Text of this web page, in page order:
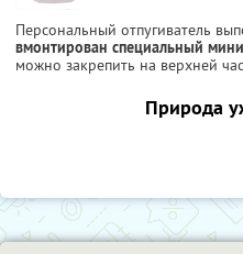
Персональный отпугиватель
вмонтирован специальный
можно закрепить на верхней
Природа